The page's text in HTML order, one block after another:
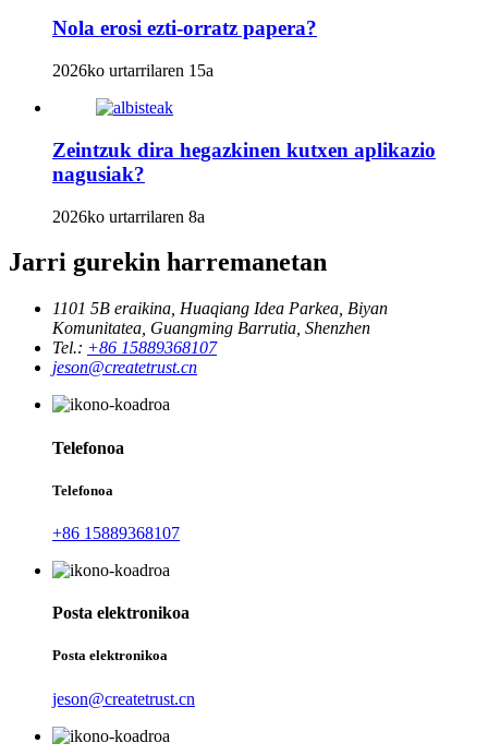
Nola erosi ezti-orratz papera?
2026ko urtarrilaren 15a
Zeintzuk dira hegazkinen kutxen aplikazio
nagusiak?
2026ko urtarrilaren 8a
Jarri gurekin harremanetan
1101 5B eraikina, Huaqiang Idea Parkea, Biyan
Komunitatea, Guangming Barrutia, Shenzhen
Tel.: +86 15889368107
jeson@createtrust.cn
Telefonoa
Telefonoa
+86 15889368107
Posta elektronikoa
Posta elektronikoa
jeson@createtrust.cn